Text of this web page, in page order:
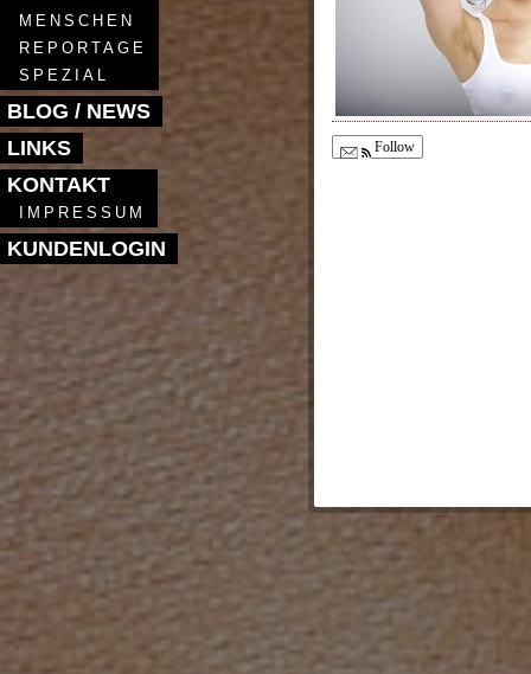
MENSCHEN
REPORTAGE
SPEZIAL
BLOG / NEWS
LINKS
KONTAKT
IMPRESSUM
KUNDENLOGIN
Follow